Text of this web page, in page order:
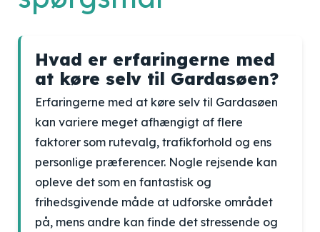
Hvad er erfaringerne med
at køre selv til Gardasøen?
Erfaringerne med at køre selv til Gardasøen
kan variere meget afhængigt af flere
faktorer som rutevalg, trafikforhold og ens
personlige præferencer. Nogle rejsende kan
opleve det som en fantastisk og
frihedsgivende måde at udforske området
på, mens andre kan finde det stressende og